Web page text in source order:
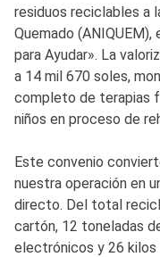
residuos reciclables a
Quemado
para Ayudar». La
a 14 mil 670 soles,
completo de terapias
niños en proceso de
Este convenio
nuestra operación en
directo. Del total
cartón, 12 toneladas
electrónicos y 26